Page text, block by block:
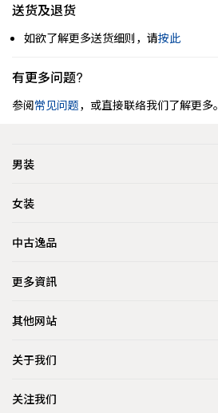
送货及退货
如欲了解更多送货细则，请按此
有更多问题?
参阅常见问题，或直接联络我们了解更多。
男装
女装
中古逸品
更多資訊
其他网站
关于我们
关注我们